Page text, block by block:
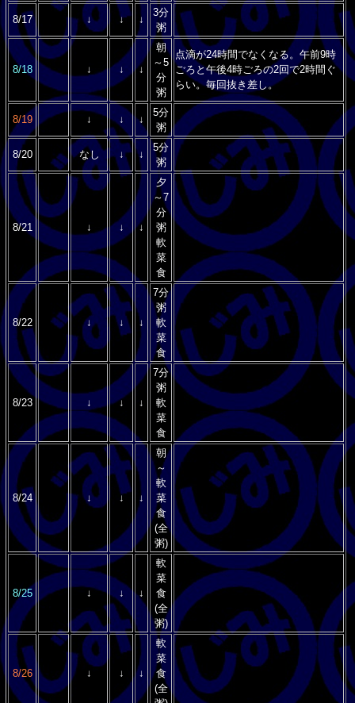
8/17 ↓ ↓ ↓
3分
粥
8/18 ↓ ↓ ↓
朝
～5
分
粥
点滴が24時間でなくなる。午前9時
ごろと午後4時ごろの2回で2時間ぐ
らい。毎回抜き差し。
8/19 ↓ ↓ ↓
5分
粥
8/20 なし ↓ ↓
5分
粥
8/21 ↓ ↓ ↓
夕
～7
分
粥
軟
菜
食
8/22 ↓ ↓ ↓
7分
粥
軟
菜
食
8/23 ↓ ↓ ↓
7分
粥
軟
菜
食
8/24 ↓ ↓ ↓
朝
～
軟
菜
食
(全
粥)
8/25 ↓ ↓ ↓
軟
菜
食
(全
粥)
8/26 ↓ ↓ ↓
軟
菜
食
(全